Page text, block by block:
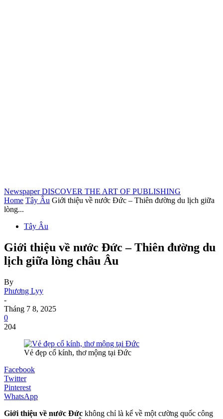
Newspaper DISCOVER THE ART OF PUBLISHING
Home Tây Âu Giới thiệu về nước Đức – Thiên đường du lịch giữa
lòng...
Tây Âu
Giới thiệu về nước Đức – Thiên đường du
lịch giữa lòng châu Âu
By
Phương Lyy
-
Tháng 7 8, 2025
0
204
Vẻ đẹp cổ kính, thơ mộng tại Đức
Facebook
Twitter
Pinterest
WhatsApp
Giới thiệu về nước Đức không chỉ là kể về một cường quốc công